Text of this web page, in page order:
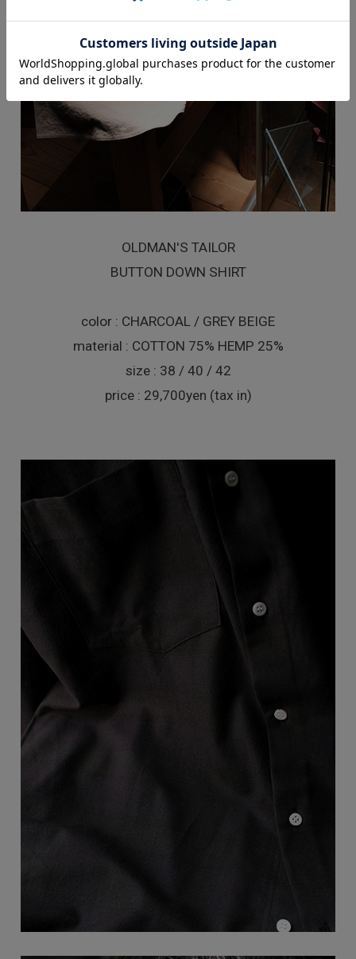
OLDMAN'S TAILOR
BUTTON DOWN SHIRT
color : CHARCOAL / GREY BEIGE
material : COTTON 75% HEMP 25%
size : 38 / 40 / 42
price : 29,700yen (tax in)